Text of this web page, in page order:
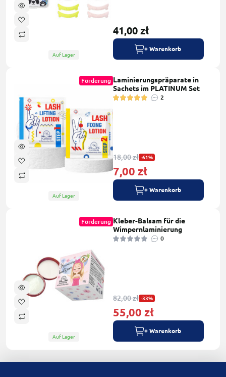
Auf Lager
41,00 zł
+ Warenkorb
Förderung
Auf Lager
Laminierungspräparate in
Sachets im PLATINUM Set
2
18,00 zł -61%
7,00 zł
+ Warenkorb
Förderung
Auf Lager
Kleber-Balsam für die
Wimpernlaminierung
0
82,00 zł -33%
55,00 zł
+ Warenkorb